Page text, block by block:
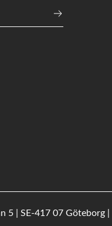
5 | SE-417 07 Göteborg |